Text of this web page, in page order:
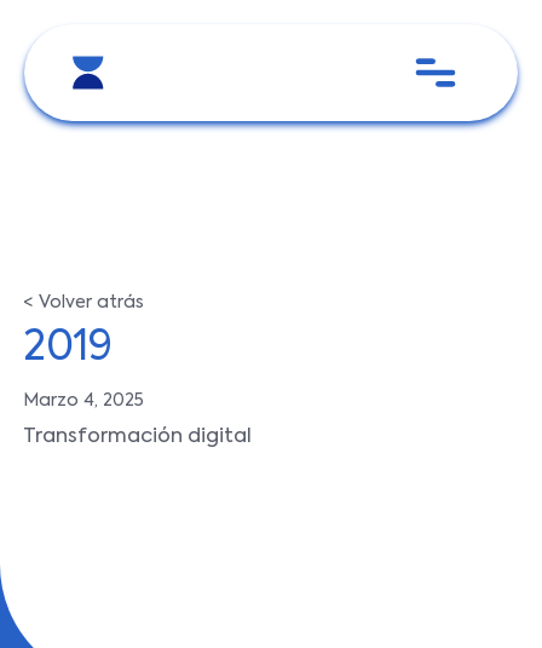
< Volver atrás
2019
Marzo 4, 2025
Transformación digital